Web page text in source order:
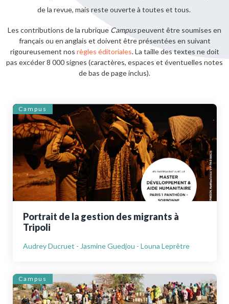
de la revue, mais reste ouverte à toutes et tous.
Les contributions de la rubrique Campuspeuvent être soumises en
français ou en anglais et doivent être présentées en suivant
rigoureusement nos règles éditoriales. La taille des textes ne doit
pas excéder 8 000 signes (caractères, espaces et éventuelles notes
de bas de page inclus).
Campus
Portrait de la gestion des migrants à
Tripoli
Audrey Ducruet - Jasmine Guedjou - Louna Leprêtre
Campus